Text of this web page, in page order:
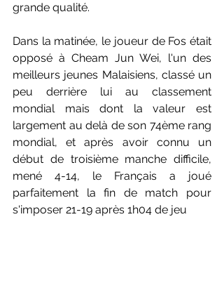
grande qualité.
Dans la matinée, le joueur de Fos était
opposé à Cheam Jun Wei, l'un des
meilleurs jeunes Malaisiens, classé un
peu derrière lui au classement
mondial mais dont la valeur est
largement au delà de son 74ème rang
mondial, et après avoir connu un
début de troisième manche difficile,
mené 4-14, le Français a joué
parfaitement la fin de match pour
s'imposer 21-19 après 1h04 de jeu